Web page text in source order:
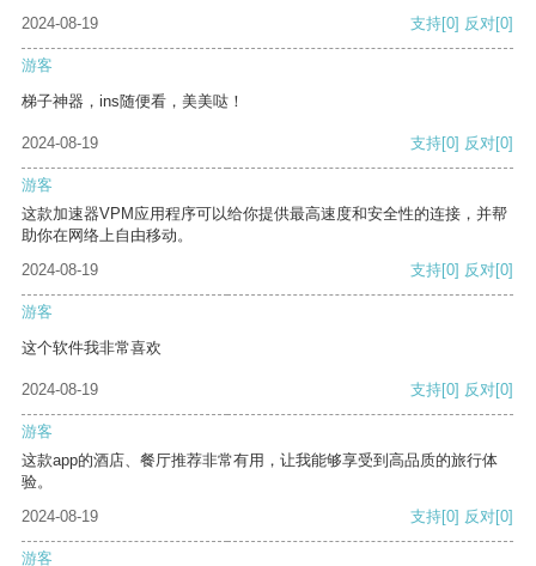
2024-08-19
支持[0] 反对[0]
游客
梯子神器，ins随便看，美美哒！
2024-08-19 支持[0] 反对[0]
游客
这款加速器VPM应用程序可以给你提供最高速度和安全性的连接，并帮
助你在网络上自由移动。
2024-08-19
支持[0] 反对[0]
游客
这个软件我非常喜欢
2024-08-19 支持[0] 反对[0]
游客
这款app的酒店、餐厅推荐非常有用，让我能够享受到高品质的旅行体
验。
2024-08-19
支持[0] 反对[0]
游客